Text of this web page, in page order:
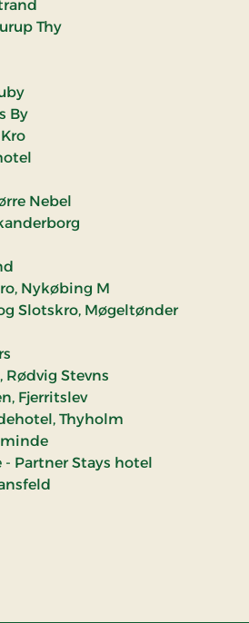
Thy
By
Nebel
Nykøbing M
Slotskro, Møgeltønder
Stevns
Fjerritslev
Thyholm
- Partner Stays hotel